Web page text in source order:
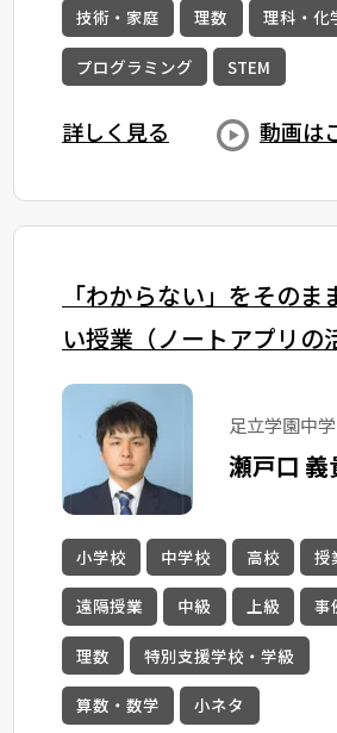
技術・家庭 理数 理科・化
プログラミング STEM
詳しく見る 動画は
「わからない」をそのま
い授業（ノートアプリの
足立学園中
瀬戸口 義
小学校 中学校 高校 授
遠隔授業 中級 上級 事
理数 特別支援学校・学級
算数・数学 小ネタ